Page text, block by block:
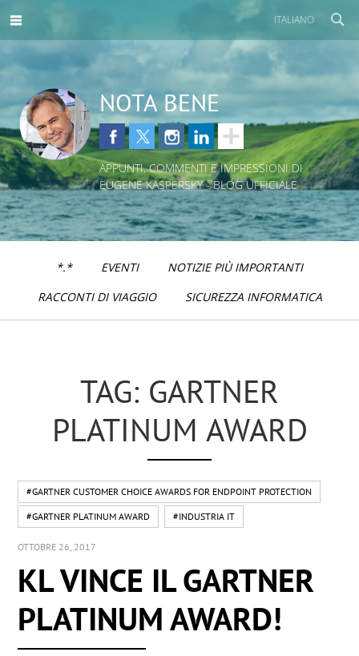
ITALIANO
NOTA BENE
APPUNTI, COMMENTI E IMPRESSIONI DI
EUGENE KASPERSKY - BLOG UFFICIALE
*.* EVENTI
NOTIZIE PIÙ IMPORTANTI
RACCONTI DI VIAGGIO
SICUREZZA INFORMATICA
TAG: GARTNER
PLATINUM AWARD
#GARTNER CUSTOMER CHOICE AWARDS FOR ENDPOINT PROTECTION
#GARTNER PLATINUM AWARD #INDUSTRIA IT
OTTOBRE 26, 2017
KL VINCE IL GARTNER
PLATINUM AWARD!